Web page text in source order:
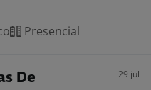
Presencial
De
29 jul